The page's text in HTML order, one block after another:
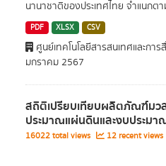
นานาชาติของประเทศไทย จำแนกต
PDF XLSX CSV
ศูนย์เทคโนโลยีสารสนเทศและกา
มกราคม 2567
สถิติเปรียบเทียบผลิตภัณฑ์มวล
ประมาณแผ่นดินและงบประมา
16022 total views 12 recent views